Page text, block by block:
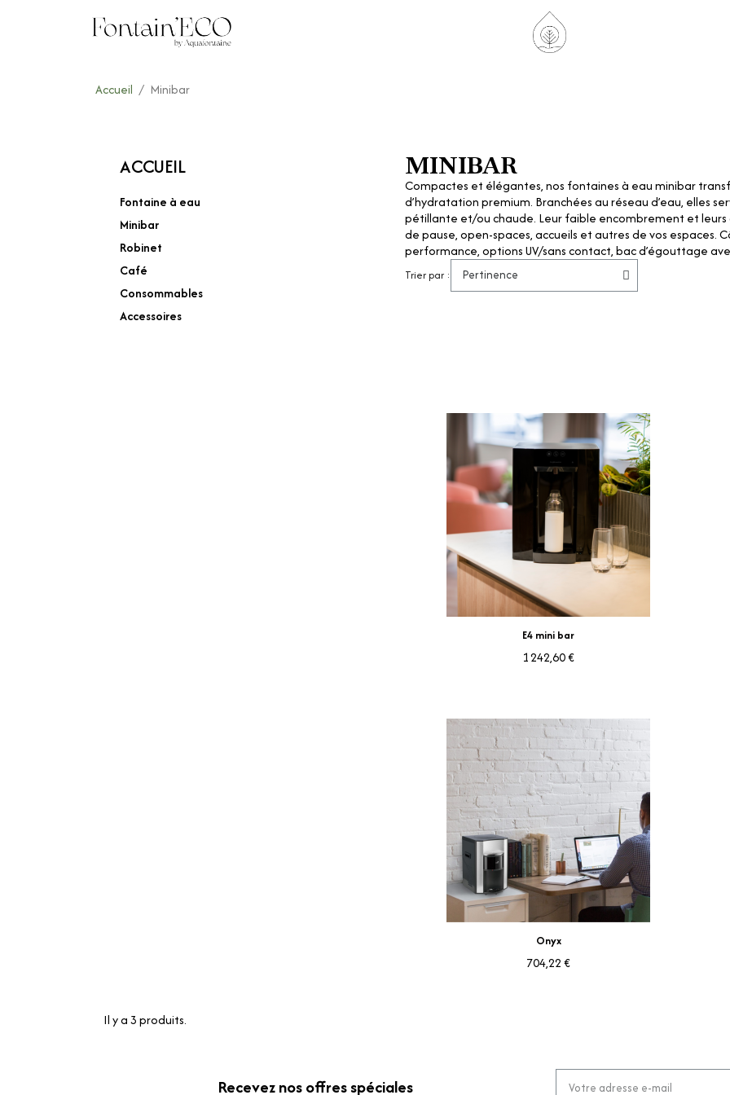
Accueil Minibar
ACCUEIL
Fontaine à eau
Minibar
Robinet
Café
Consommables
Accessoires
MINIBAR
Compactes et élégantes, nos fontaines à eau minibar
d’hydratation premium. Branchées au réseau d’eau, elles
pétillante et/ou chaude. Leur faible encombrement et leurs
de pause, open-spaces, accueils et autres de vos
performance, options UV/sans contact, bac d’égouttage
Trier par :
Aperçu rapide
E4 mini bar
1 242,60 €
Aperçu rapide
Onyx
704,22 €
Il y a 3 produits.
Recevez nos offres spéciales